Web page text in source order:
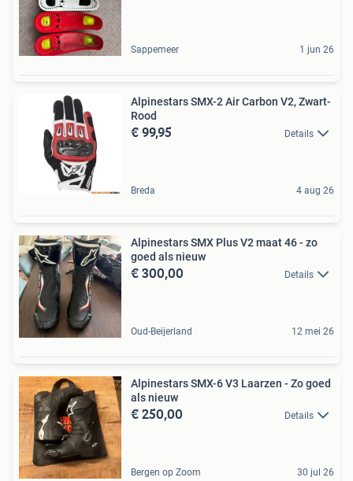
Sappemeer 1 jun 26
Alpinestars SMX-2 Air Carbon V2, Zwart-
Rood
€ 99,95 Details
Breda 4 aug 26
Alpinestars SMX Plus V2 maat 46 - zo
goed als nieuw
€ 300,00 Details
Oud-Beijerland 12 mei 26
Alpinestars SMX-6 V3 Laarzen - Zo goed
als nieuw
€ 250,00 Details
Bergen op Zoom 30 jul 26